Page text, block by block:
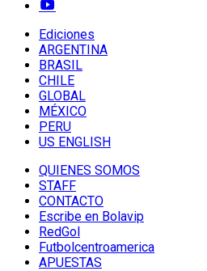
Ediciones
ARGENTINA
BRASIL
CHILE
GLOBAL
MÉXICO
PERU
US ENGLISH
QUIENES SOMOS
STAFF
CONTACTO
Escribe en Bolavip
RedGol
Futbolcentroamerica
APUESTAS